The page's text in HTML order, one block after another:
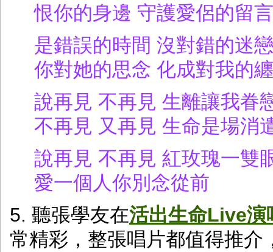
恨你的身邊 守護愛侶的留言
是錯誤的時間 沒對錯的迷
你對她的思念 化成對我的
說再見 不再見 生離讓我眷
不再見 又再見 生命是場消
說再見 不再見 紅玫瑰一雙
愛一個人你別念從前
5. 聽張學友在活出生命Live演
常精彩，整張唱片都值得推